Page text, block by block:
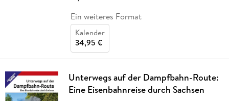
Ein weiteres Format
Kalender
34,95 €
Unterwegs auf der Dampfbahn-Route:
Eine Eisenbahnreise durch Sachsen